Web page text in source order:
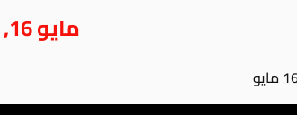
مايو 16, 2015